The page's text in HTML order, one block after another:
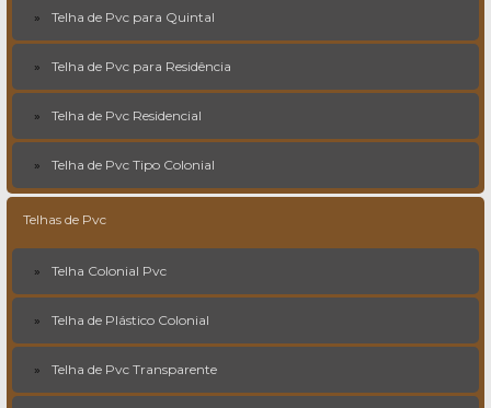
Telha de Pvc para Quintal
Telha de Pvc para Residência
Telha de Pvc Residencial
Telha de Pvc Tipo Colonial
Telhas de Pvc
Telha Colonial Pvc
Telha de Plástico Colonial
Telha de Pvc Transparente